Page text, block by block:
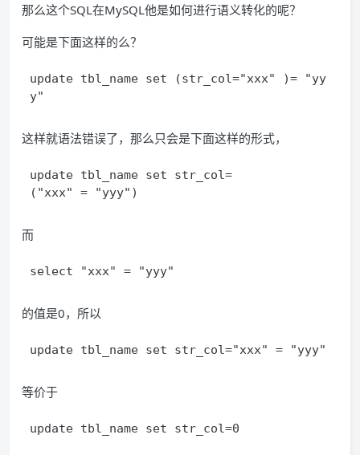
那么这个SQL在MySQL他是如何进行语义转化的呢？
可能是下面这样的么？
update tbl_name set (str_col="xxx" )= "yy
y"
这样就语法错误了，那么只会是下面这样的形式，
update tbl_name set str_col=
("xxx" = "yyy")
而
select "xxx" = "yyy"
的值是0，所以
update tbl_name set str_col="xxx" = "yyy"
等价于
update tbl_name set str_col=0